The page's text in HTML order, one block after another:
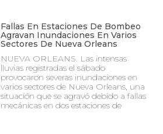
Fallas En Estaciones De Bombeo
Agravan Inundaciones En Varios
Sectores De Nueva Orleans
NUEVA ORLEANS. Las intensas
lluvias registradas el sábado
provocaron severas inundaciones en
varios sectores de Nueva Orleans, una
situación que se agravó debido a fallas
mecánicas en dos estaciones de